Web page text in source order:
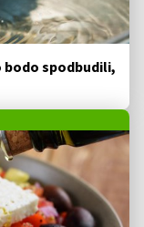
bodo spodbudili,